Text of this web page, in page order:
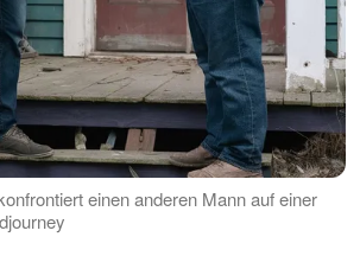
einen anderen Mann auf einer